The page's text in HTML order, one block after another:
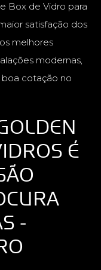
Box de Vidro para
satisfação dos
melhores
modernas,
boa cotação no
É
-